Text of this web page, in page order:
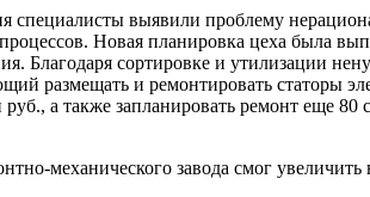
специалисты выявили проблему
Новая планировка цеха была
Благодаря сортировке и утилизации
размещать и ремонтировать статоры
а также запланировать ремонт еще
механического завода смог